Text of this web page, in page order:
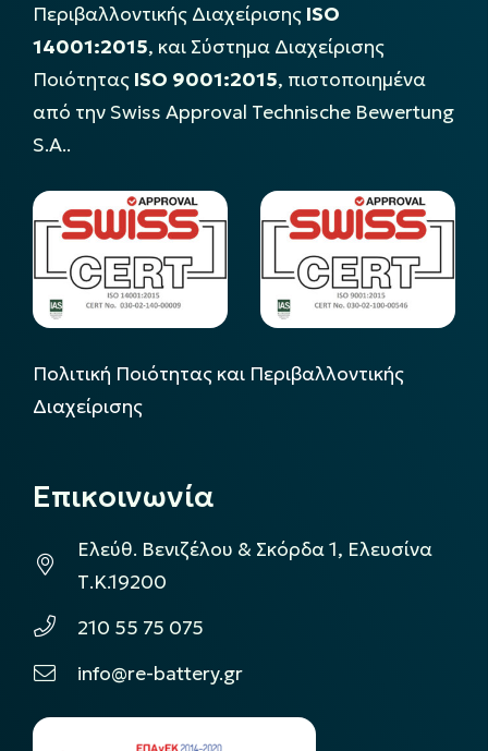
Περιβαλλοντικής Διαχείρισης ISO
14001:2015, και Σύστημα Διαχείρισης
Ποιότητας ISO 9001:2015, πιστοποιημένα
από την Swiss Approval Technische Bewertung
S.A..
Πολιτική Ποιότητας και Περιβαλλοντικής
Διαχείρισης
Επικοινωνία
Ελεύθ. Βενιζέλου & Σκόρδα 1, Ελευσίνα
Τ.Κ.19200
210 55 75 075
info@re-battery.gr